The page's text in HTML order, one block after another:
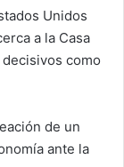
Unidos
a la Casa
como
de un
ante la